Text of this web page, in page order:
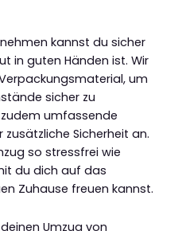
kannst du sicher
in guten Händen ist. Wir
um
sicher zu
umfassende
Sicherheit an.
so stressfrei wie
du dich auf das
Zuhause freuen kannst.
Umzug von